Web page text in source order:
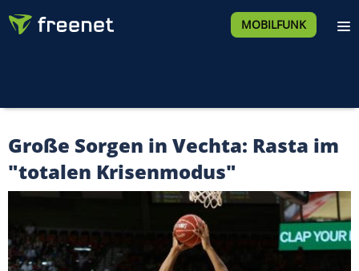
MOBILFUNK
Große Sorgen in Vechta: Rasta im
"totalen Krisenmodus"